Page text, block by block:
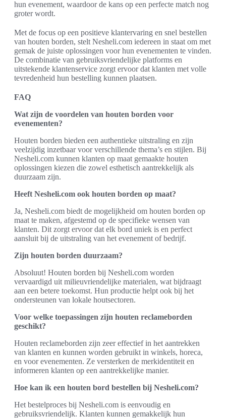
hun evenement, waardoor de kans op een perfecte match nog
groter wordt.
Met de focus op een positieve klantervaring en snel bestellen
van houten borden, stelt Nesheli.com iedereen in staat om met
gemak de juiste oplossingen voor hun evenementen te vinden.
De combinatie van gebruiksvriendelijke platforms en
uitstekende klantenservice zorgt ervoor dat klanten met volle
tevredenheid hun bestelling kunnen plaatsen.
FAQ
Wat zijn de voordelen van houten borden voor
evenementen?
Houten borden bieden een authentieke uitstraling en zijn
veelzijdig inzetbaar voor verschillende thema’s en stijlen. Bij
Nesheli.com kunnen klanten op maat gemaakte houten
oplossingen kiezen die zowel esthetisch aantrekkelijk als
duurzaam zijn.
Heeft Nesheli.com ook houten borden op maat?
Ja, Nesheli.com biedt de mogelijkheid om houten borden op
maat te maken, afgestemd op de specifieke wensen van
klanten. Dit zorgt ervoor dat elk bord uniek is en perfect
aansluit bij de uitstraling van het evenement of bedrijf.
Zijn houten borden duurzaam?
Absoluut! Houten borden bij Nesheli.com worden
vervaardigd uit milieuvriendelijke materialen, wat bijdraagt
aan een betere toekomst. Hun productie helpt ook bij het
ondersteunen van lokale houtsectoren.
Voor welke toepassingen zijn houten reclameborden
geschikt?
Houten reclameborden zijn zeer effectief in het aantrekken
van klanten en kunnen worden gebruikt in winkels, horeca,
en voor evenementen. Ze versterken de merkidentiteit en
informeren klanten op een aantrekkelijke manier.
Hoe kan ik een houten bord bestellen bij Nesheli.com?
Het bestelproces bij Nesheli.com is eenvoudig en
gebruiksvriendelijk. Klanten kunnen gemakkelijk hun